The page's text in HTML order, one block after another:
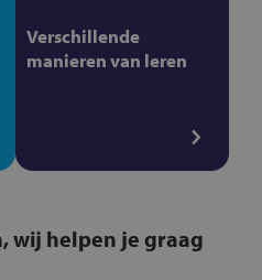
Verschillende
manieren van leren
wij helpen je graag